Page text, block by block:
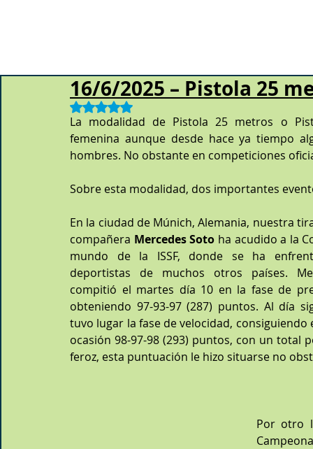
16/6/2025 – Pistola 25
Obtuvo NaN de 5 estrellas.
La modalidad de Pistola 25 metros o
femenina aunque desde hace ya tiempo
hombres. No obstante en competiciones
Sobre esta modalidad, dos importantes
En la ciudad de Múnich, Alemania, nuestra
compañera Mercedes Soto ha acudido a la
mundo de la ISSF, donde se ha
deportistas de muchos otros países.
compitió el martes día 10 en la fase de
obteniendo 97-93-97 (287) puntos. Al día
tuvo lugar la fase de velocidad, consiguiendo
ocasión 98-97-98 (293) puntos, con un total
feroz, esta puntuación le hizo situarse no
Por otro